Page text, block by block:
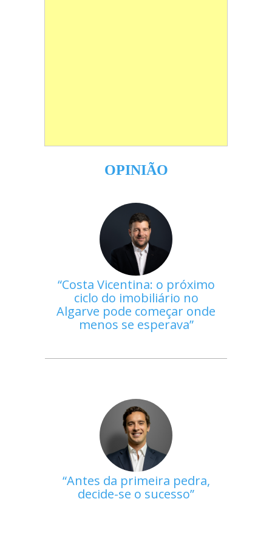
OPINIÃO
Costa Vicentina: o próximo
ciclo do imobiliário no
Algarve pode começar onde
menos se esperava
Antes da primeira pedra,
decide-se o sucesso